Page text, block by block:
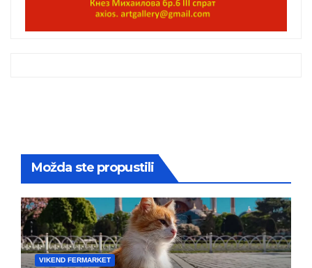
Možda ste propustili
VIKEND FERMARKET